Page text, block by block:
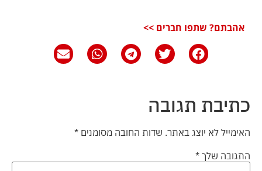
אהבתם? שתפו חברים >>
כתיבת תגובה
האימייל לא יוצג באתר. שדות החובה מסומנים *
התגובה שלך *